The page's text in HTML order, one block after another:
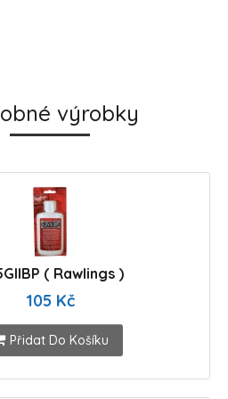
výrobky
( Rawlings )
105 Kč
Přidat Do Košíku